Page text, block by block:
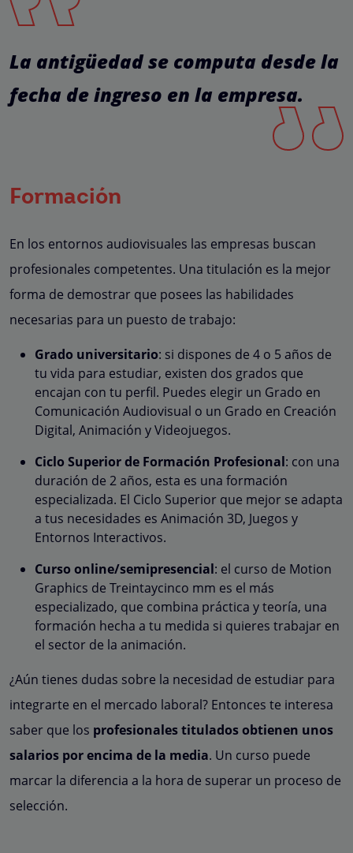
La antigüedad se computa desde la
fecha de ingreso en la empresa.
Formación
En los entornos audiovisuales las empresas buscan
profesionales competentes. Una titulación es la mejor
forma de demostrar que posees las habilidades
necesarias para un puesto de trabajo:
Grado universitario: si dispones de 4 o 5 años de
tu vida para estudiar, existen dos grados que
encajan con tu perfil. Puedes elegir un Grado en
Comunicación Audiovisual o un Grado en Creación
Digital, Animación y Videojuegos.
Ciclo Superior de Formación Profesional: con una
duración de 2 años, esta es una formación
especializada. El Ciclo Superior que mejor se adapta
a tus necesidades es Animación 3D, Juegos y
Entornos Interactivos.
Curso online/semipresencial: el curso de Motion
Graphics de Treintaycinco mm es el más
especializado, que combina práctica y teoría, una
formación hecha a tu medida si quieres trabajar en
el sector de la animación.
¿Aún tienes dudas sobre la necesidad de estudiar para
integrarte en el mercado laboral? Entonces te interesa
saber que los profesionales titulados obtienen unos
salarios por encima de la media. Un curso puede
marcar la diferencia a la hora de superar un proceso de
selección.